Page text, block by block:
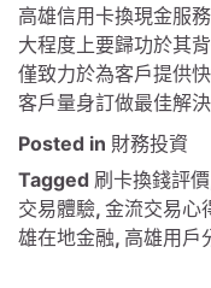
高雄信用卡換現金服
大程度上要歸功於其
僅致力於為客戶提供
客戶量身訂做最佳解
Posted in 財務投資
Tagged 刷卡換錢評價
交易體驗, 金流交易心
雄在地金融, 高雄用戶